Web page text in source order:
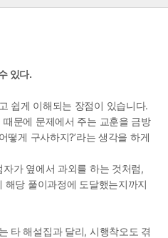
있다.
쉽게 이해되는 장점이 있습니다.
문에 문제에서 주는 교훈을 금방
떻게 구사하지?’라는 생각을 하게
가 옆에서 과외를 하는 것처럼,
해당 풀이과정에 도달했는지까지
타 해설집과 달리, 시행착오도 겪